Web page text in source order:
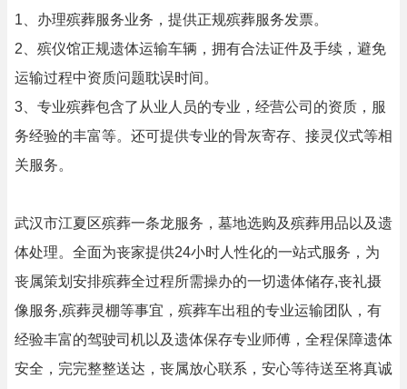
1、办理殡葬服务业务，提供正规殡葬服务发票。
2、殡仪馆正规遗体运输车辆，拥有合法证件及手续，避免
运输过程中资质问题耽误时间。
3、专业殡葬包含了从业人员的专业，经营公司的资质，服
务经验的丰富等。还可提供专业的骨灰寄存、接灵仪式等相
关服务。
武汉市江夏区殡葬一条龙服务，墓地选购及殡葬用品以及遗
体处理。全面为丧家提供24小时人性化的一站式服务，为
丧属策划安排殡葬全过程所需操办的一切遗体储存,丧礼摄
像服务,殡葬灵棚等事宜，殡葬车出租的专业运输团队，有
经验丰富的驾驶司机以及遗体保存专业师傅，全程保障遗体
安全，完完整整送达，丧属放心联系，安心等待送至将真诚